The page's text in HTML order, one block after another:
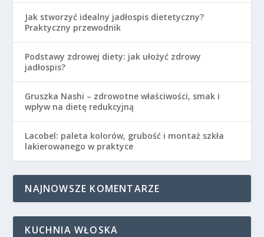
Jak stworzyć idealny jadłospis dietetyczny?
Praktyczny przewodnik
Podstawy zdrowej diety: jak ułożyć zdrowy
jadłospis?
Gruszka Nashi – zdrowotne właściwości, smak i
wpływ na dietę redukcyjną
Lacobel: paleta kolorów, grubość i montaż szkła
lakierowanego w praktyce
NAJNOWSZE KOMENTARZE
KUCHNIA WŁOSKA